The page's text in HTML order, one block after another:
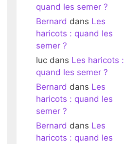
quand les semer ?
Bernard dans Les
haricots : quand les
semer ?
luc dans Les haricots :
quand les semer ?
Bernard dans Les
haricots : quand les
semer ?
Bernard dans Les
haricots : quand les